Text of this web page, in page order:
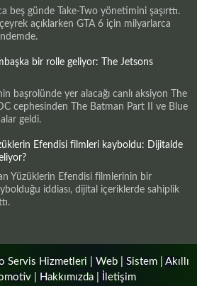
beş günde Take-Two yönetimini şaşırttı.
açıklarken GTA 6 için milyarlarca
bir rolle geliyor: The Jetsons
başrolünde yer alacağı canlı aksiyon The
cephesinden The Batman Part II ve Blue
geldi.
Efendisi filmleri kayboldu: Dijitalde
Yüzüklerin Efendisi filmlerinin bir
iddiası, dijital içeriklerde sahiplik
Servis Hizmetleri Web| Sistem| Akıllı
Hakkımızda İletişim